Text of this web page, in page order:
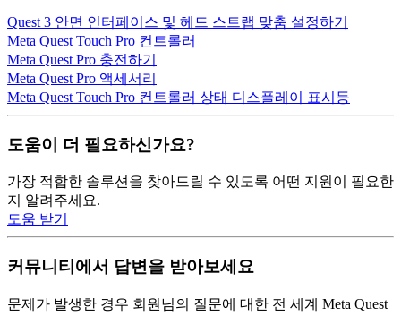
Quest 3 안면 인터페이스 및 헤드 스트랩 맞춤 설정하기
Meta Quest Touch Pro 컨트롤러
Meta Quest Pro 충전하기
Meta Quest Pro 액세서리
Meta Quest Touch Pro 컨트롤러 상태 디스플레이 표시등
도움이 더 필요하신가요?
가장 적합한 솔루션을 찾아드릴 수 있도록 어떤 지원이 필요한
지 알려주세요.
도움 받기
커뮤니티에서 답변을 받아보세요
문제가 발생한 경우 회원님의 질문에 대한 전 세계 Meta Quest